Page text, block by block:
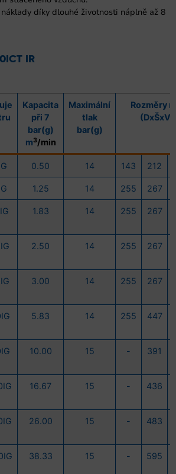
díky dlouhé životnosti náplně až 8
IR
Kapacita
při 7
bar(g)
m3/min
Maximální
tlak
bar(g)
Rozměry
(DxŠxV)
0.50 14 143 212
1.25 14 255 267
1.83 14 255 267
2.50 14 255 267
3.00 14 255 267
5.83 14 255 447
10.00 15 - 391
16.67 15 - 436
26.00 15 - 483
38.33 15 - 595